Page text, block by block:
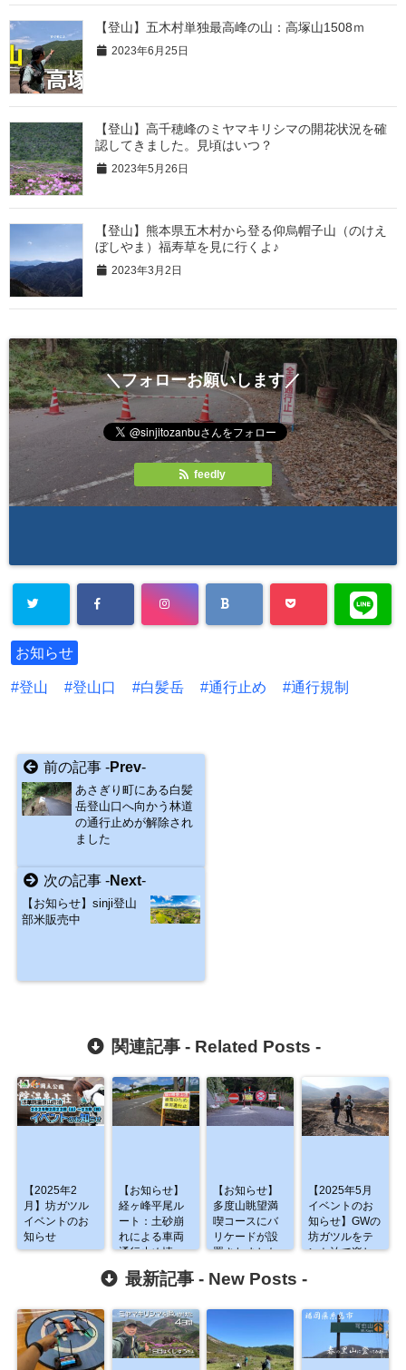
【登山】五木村単独最高峰の山：高塚山1508ｍ
2023年6月25日
【登山】高千穂峰のミヤマキリシマの開花状況を確
認してきました。見頃はいつ？
2023年5月26日
【登山】熊本県五木村から登る仰烏帽子山（のけえ
ぼしやま）福寿草を見に行くよ♪
2023年3月2日
＼フォローお願いします／
feedly
お知らせ
登山 登山口 白髪岳 通行止め 通行規制
前の記事 -Prev-
あさぎり町にある白髪
岳登山口へ向かう林道
の通行止めが解除され
ました
次の記事 -Next-
【お知らせ】sinji登山
部米販売中
関連記事 - Related Posts -
【2025年2
月】坊ガツル
イベントのお
知らせ
【お知らせ】
経ヶ峰平尾ル
ート：土砂崩
れによる車両
通行止め情
報 危険！
【お知らせ】
多度山眺望満
喫コースにバ
リケードが設
置されました
【2025年5月
イベントのお
知らせ】GWの
坊ガツルをテ
ント泊で楽し
最新記事 - New Posts -